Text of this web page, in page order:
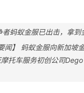
蚂蚁金服已出击，拿到
闻】 蚂蚁金服向新加坡
托车服务初创公司